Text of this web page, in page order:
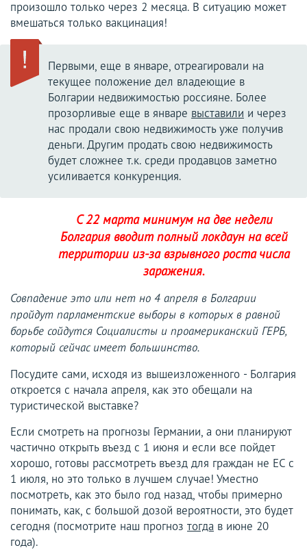
произошло только через 2 месяца. В ситуацию может
вмешаться только вакцинация!
Первыми, еще в январе, отреагировали на
текущее положение дел владеющие в
Болгарии недвижимостью россияне. Более
прозорливые еще в январе выставили и через
нас продали свою недвижимость уже получив
деньги. Другим продать свою недвижимость
будет сложнее т.к. среди продавцов заметно
усиливается конкуренция.
С 22 марта минимум на две недели
Болгария вводит полный локдаун на всей
территории из-за взрывного роста числа
заражения.
Совпадение это или нет но 4 апреля в Болгарии
пройдут парламентские выборы в которых в равной
борьбе сойдутся Социалисты и проамериканский ГЕРБ,
который сейчас имеет большинство.
Посудите сами, исходя из вышеизложенного - Болгария
откроется с начала апреля, как это обещали на
туристической выставке?
Если смотреть на прогнозы Германии, а они планируют
частично открыть въезд с 1 июня и если все пойдет
хорошо, готовы рассмотреть въезд для граждан не ЕС с
1 июля, но это только в лучшем случае! Уместно
посмотреть, как это было год назад, чтобы примерно
понимать, как, с большой дозой вероятности, это будет
сегодня (посмотрите наш прогноз тогда в июне 20
года).